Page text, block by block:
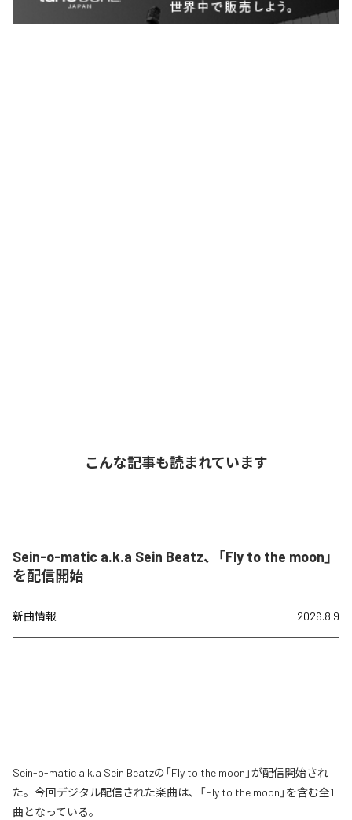
こんな記事も読まれています
Sein-o-matic a.k.a Sein Beatz、「Fly to the moon」
を配信開始
新曲情報 2026.8.9
Sein-o-matic a.k.a Sein Beatzの「Fly to the moon」が配信開始され
た。今回デジタル配信された楽曲は、「Fly to the moon」を含む全1
曲となっている。